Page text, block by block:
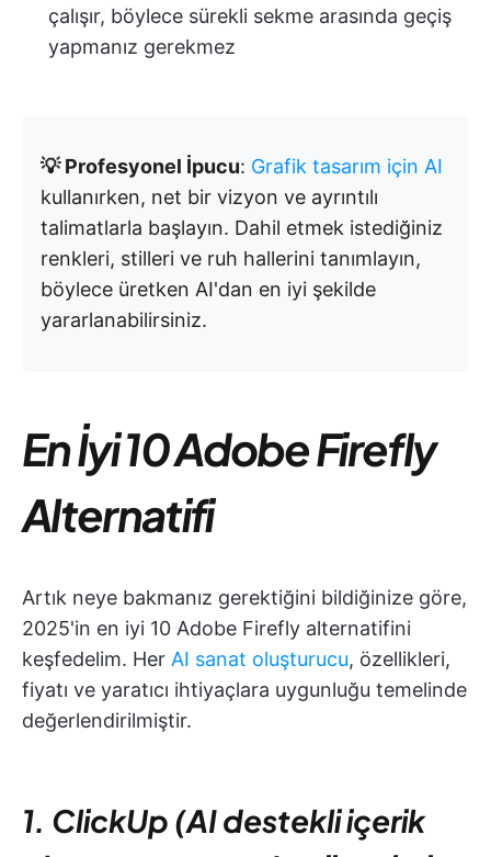
çalışır, böylece sürekli sekme arasında geçiş
yapmanız gerekmez
💡 Profesyonel İpucu: Grafik tasarım için AI
kullanırken, net bir vizyon ve ayrıntılı
talimatlarla başlayın. Dahil etmek istediğiniz
renkleri, stilleri ve ruh hallerini tanımlayın,
böylece üretken AI'dan en iyi şekilde
yararlanabilirsiniz.
En İyi 10 Adobe Firefly
Alternatifi
Artık neye bakmanız gerektiğini bildiğinize göre,
2025'in en iyi 10 Adobe Firefly alternatifini
keşfedelim. Her AI sanat oluşturucu, özellikleri,
fiyatı ve yaratıcı ihtiyaçlara uygunluğu temelinde
değerlendirilmiştir.
1. ClickUp (AI destekli içerik